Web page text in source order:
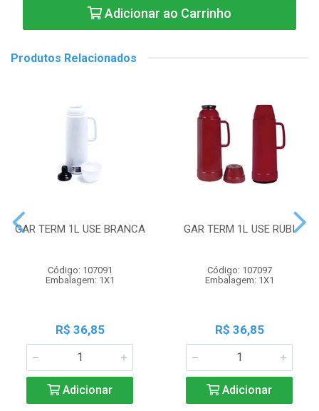
Adicionar ao Carrinho
Produtos Relacionados
GAR TERM 1L USE BRANCA
Código: 107091
Embalagem: 1X1
R$ 36,85
Adicionar
GAR TERM 1L USE RUBI
Código: 107097
Embalagem: 1X1
R$ 36,85
Adicionar